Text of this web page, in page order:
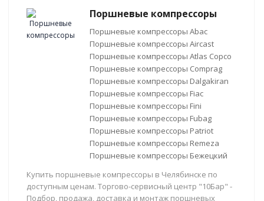
Поршневые компрессоры
Поршневые компрессоры Abac
Поршневые компрессоры Aircast
Поршневые компрессоры Atlas Copco
Поршневые компрессоры Comprag
Поршневые компрессоры Dalgakiran
Поршневые компрессоры Fiac
Поршневые компрессоры Fini
Поршневые компрессоры Fubag
Поршневые компрессоры Patriot
Поршневые компрессоры Remeza
Поршневые компрессоры Бежецкий
Купить поршневые компрессоры в Челябинске по
доступным ценам. Торгово-сервисный центр "10Бар" -
Подбор, продажа, доставка и монтаж поршневых